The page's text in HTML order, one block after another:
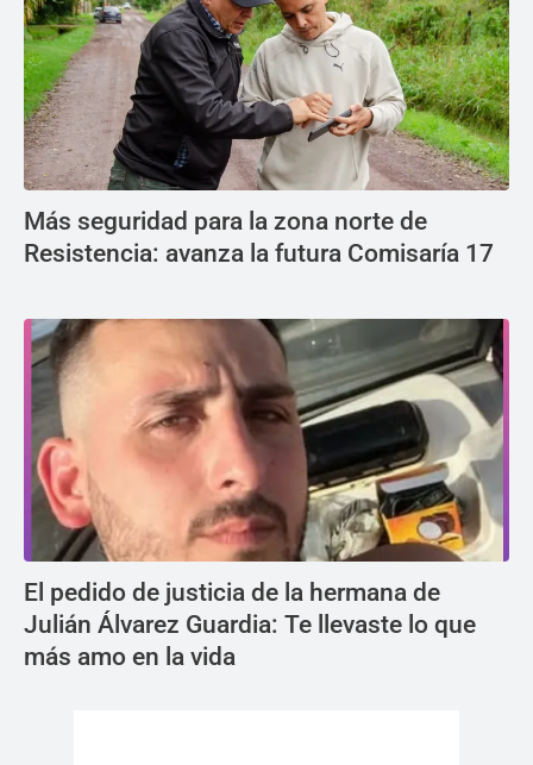
Más seguridad para la zona norte de
Resistencia: avanza la futura Comisaría 17
El pedido de justicia de la hermana de
Julián Álvarez Guardia: Te llevaste lo que
más amo en la vida